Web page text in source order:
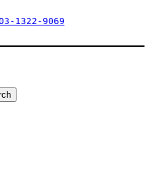
1322-9069